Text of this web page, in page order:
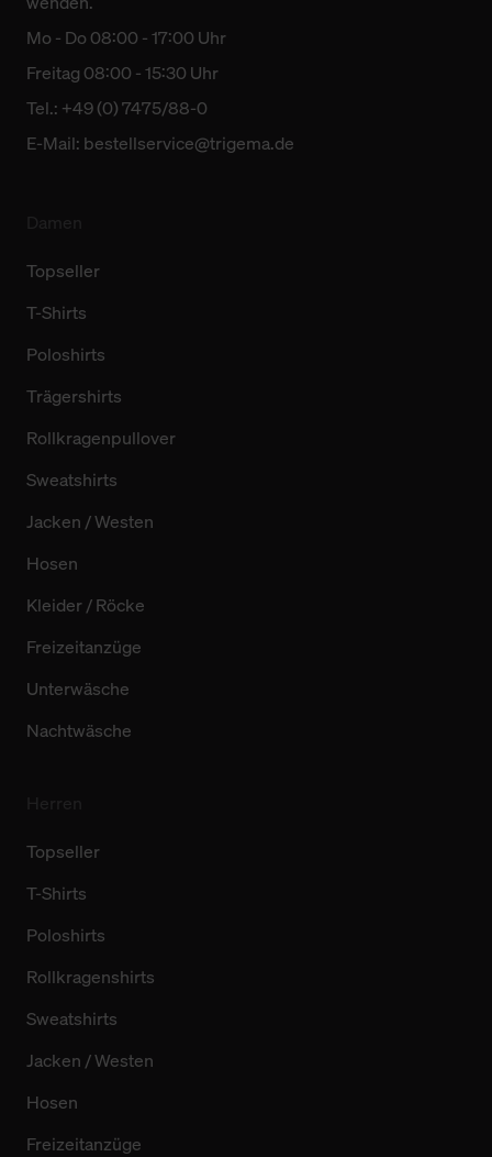
Weitere Informationen über Cookies und Web-
Technologien sowie die Nutzung Ihrer persönlichen Daten
Mo - Do 08:00 - 17:00 Uhr
Freitag 08:00 - 15:30 Uhr
Tel.: +49 (0) 7475/88-0
E-Mail: bestellservice@trigema.de
Topseller
T-Shirts
Poloshirts
Trägershirts
Rollkragenpullover
Sweatshirts
Jacken / Westen
Hosen
Kleider / Röcke
Freizeitanzüge
Unterwäsche
Nachtwäsche
Topseller
T-Shirts
Poloshirts
Rollkragenshirts
Sweatshirts
Jacken / Westen
Hosen
Freizeitanzüge